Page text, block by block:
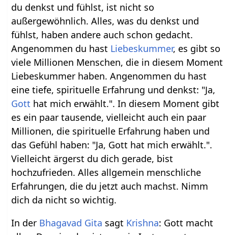
du denkst und fühlst, ist nicht so
außergewöhnlich. Alles, was du denkst und
fühlst, haben andere auch schon gedacht.
Angenommen du hast Liebeskummer, es gibt so
viele Millionen Menschen, die in diesem Moment
Liebeskummer haben. Angenommen du hast
eine tiefe, spirituelle Erfahrung und denkst: "Ja,
Gott hat mich erwählt.". In diesem Moment gibt
es ein paar tausende, vielleicht auch ein paar
Millionen, die spirituelle Erfahrung haben und
das Gefühl haben: "Ja, Gott hat mich erwählt.".
Vielleicht ärgerst du dich gerade, bist
hochzufrieden. Alles allgemein menschliche
Erfahrungen, die du jetzt auch machst. Nimm
dich da nicht so wichtig.
In der Bhagavad Gita sagt Krishna: Gott macht